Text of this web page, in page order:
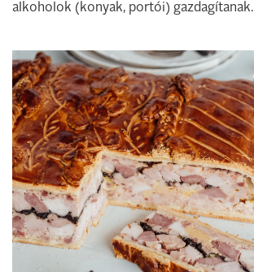
alkoholok (konyak, portói) gazdagítanak.